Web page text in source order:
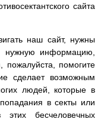
сайта
наш сайт, нужны
нужную информацию,
помогите
сделает возможным
людей, которые в
в секты или
бесчеловечных